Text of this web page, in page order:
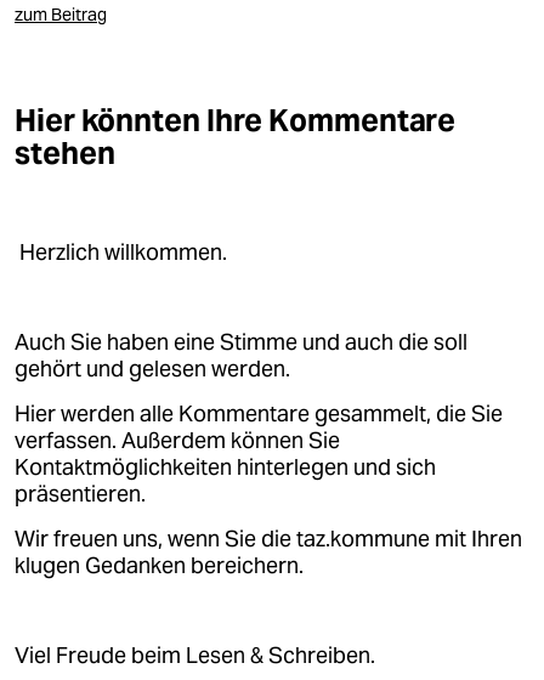
unterstützen
genossenschaft
epaper login
zum Beitrag
Hier könnten Ihre Kommentare
stehen
Herzlich willkommen.
Auch Sie haben eine Stimme und auch die soll
gehört und gelesen werden.
Hier werden alle Kommentare gesammelt, die Sie
verfassen. Außerdem können Sie
Kontaktmöglichkeiten hinterlegen und sich
präsentieren.
Wir freuen uns, wenn Sie die taz.kommune mit Ihren
klugen Gedanken bereichern.
Viel Freude beim Lesen & Schreiben.